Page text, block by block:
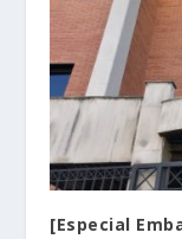
[Especial